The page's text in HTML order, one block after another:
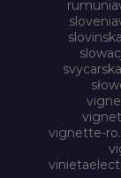
vignette-